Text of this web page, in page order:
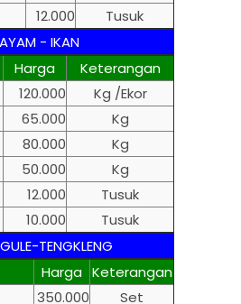
12.000
Tusuk
AYAM - IKAN
Harga
Keterangan
120.000
Kg /Ekor
65.000
Kg
80.000
Kg
50.000
Kg
12.000
Tusuk
10.000
Tusuk
TENGKLENG
Harga Keterangan
350.000
Set